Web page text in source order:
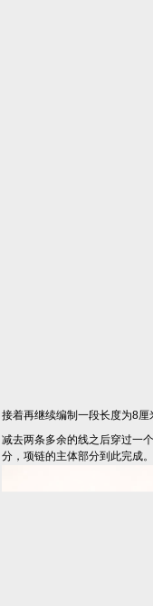
接着再继续编制一段长度为8厘
减去两条多余的线之后穿过一
分，项链的主体部分到此完成。